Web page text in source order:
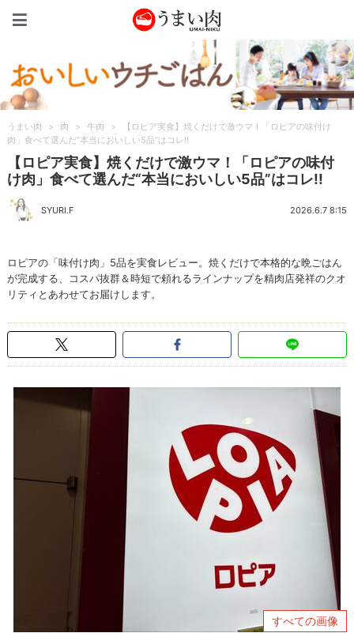
うまい肉 > 肉 > 牛肉 >
【ロピア実食】焼くだけで激ウマ！「ロピアの味付け
肉」食べて選んだ“本当においしい5品”はコレ!!
【ロピア実食】焼くだけで激ウマ！「ロピアの味付
け肉」食べて選んだ“本当においしい5品”はコレ!!
SYURI.F 2026.6.7 8:15
ロピアの「味付け肉」5品を実食レビュー。焼くだけで本格的な晩ごはん
が完成する、コスパ抜群＆時短で頼れるラインナップを精肉店発祥のクオ
リティとあわせてお届けします。
すべての画像